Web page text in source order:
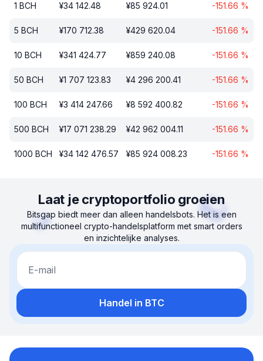
1 BCH ¥34 142.48 ¥85 924.01 -151.66 %
5 BCH ¥170 712.38 ¥429 620.04 -151.66 %
10 BCH ¥341 424.77 ¥859 240.08 -151.66 %
50 BCH ¥1 707 123.83 ¥4 296 200.41 -151.66 %
100 BCH ¥3 414 247.66 ¥8 592 400.82 -151.66 %
500 BCH ¥17 071 238.29 ¥42 962 004.11 -151.66 %
1000 BCH ¥34 142 476.57 ¥85 924 008.23 -151.66 %
Laat je cryptoportfolio groeien
Bitsgap biedt meer dan alleen handelsbots. Het is een
multifunctioneel crypto-handelsplatform met smart orders
en inzichtelijke analyses.
E-mail
Handel in BTC